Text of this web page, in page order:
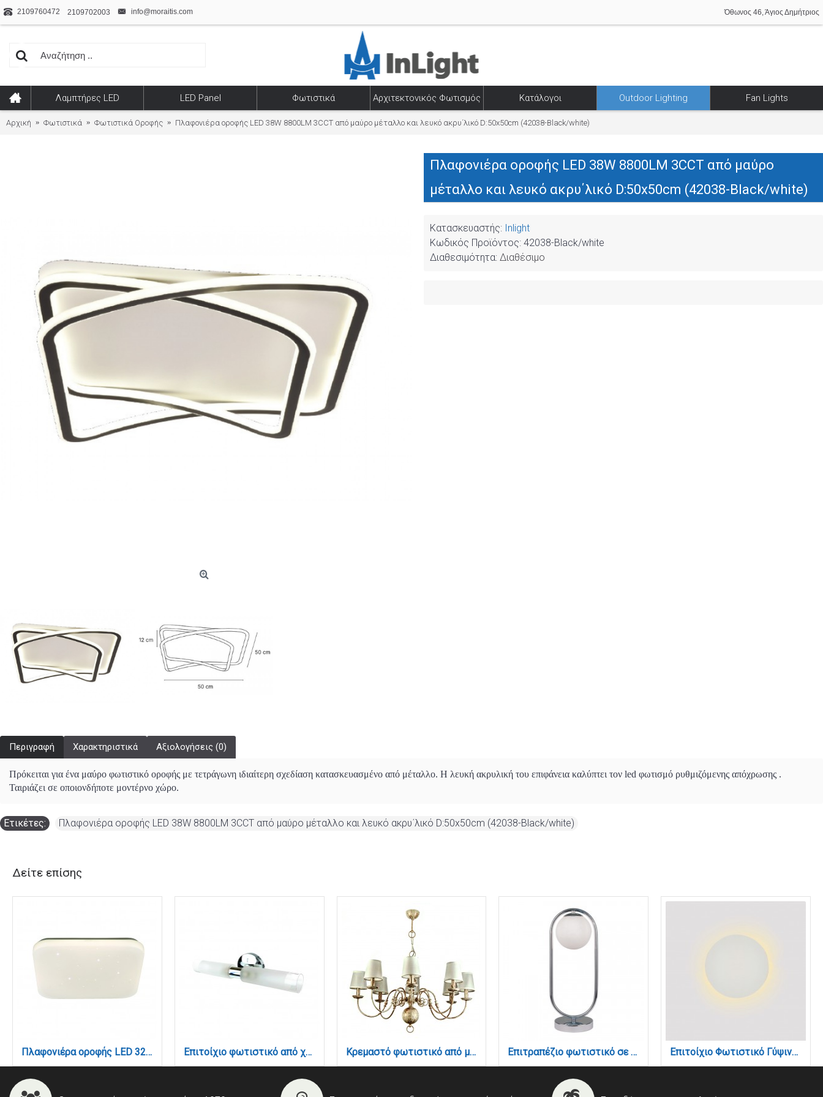
2109760472 2109702003 info@moraitis.com Όθωνος 46, Άγιος Δημήτριος
Λαμπτήρες LED LED Panel Φωτιστικά Αρχιτεκτονικός Φωτισμός Κατάλογοι Outdoor Lighting Fan Lights
Αρχική Φωτιστικά Φωτιστικά Οροφής Πλαφονιέρα οροφής LED 38W 8800LM 3CCT από μαύρo μέταλλο και λευκό ακρυ΄λικό D:50x50cm (42038-Black/white)
Πλαφονιέρα οροφής LED 38W 8800LM 3CCT από μαύρo
μέταλλο και λευκό ακρυ΄λικό D:50x50cm (42038-Black/white)
Κατασκευαστής: Inlight
Κωδικός Προϊόντος: 42038-Black/white
Διαθεσιμότητα: Διαθέσιμο
Περιγραφή Χαρακτηριστικά Αξιολογήσεις (0)
Πρόκειται για ένα μαύρο φωτιστικό οροφής με τετράγωνη ιδιαίτερη σχεδίαση κατασκευασμένο από μέταλλο. Η λευκή ακρυλική του επιφάνεια καλύπτει τον led φωτισμό ρυθμιζόμενης απόχρωσης .
Ταιριάζει σε οποιονδήποτε μοντέρνο χώρο.
Ετικέτες: Πλαφονιέρα οροφής LED 38W 8800LM 3CCT από μαύρo μέταλλο και λευκό ακρυ΄λικό D:50x50cm (42038-Black/white)
Δείτε επίσης
Πλαφονιέρα οροφής LED 32W 4000K από λευκό ακρυλικό D:43,5cm (42163-B-Λευκό) Επιτοίχιο φωτιστικό από χρώμιο μέταλλο και αμμοβολή γυαλί 2XG9 D:31,5cm (1039-Χρώμιο) Κρεμαστό φωτιστικό από μέταλλο σε λευκή πατίνα 8XE14 D:83cm (5311-8) Επιτραπέζιο φωτιστικό σε χρώμιο απόχρωση και λευκή οπαλίνα 1XG9 D:40cm (3017-CH) Επιτοίχιο Φωτιστικό Γύψινο Λευκό LED 8W 3000K – Backlight 25 cm (43052-White)